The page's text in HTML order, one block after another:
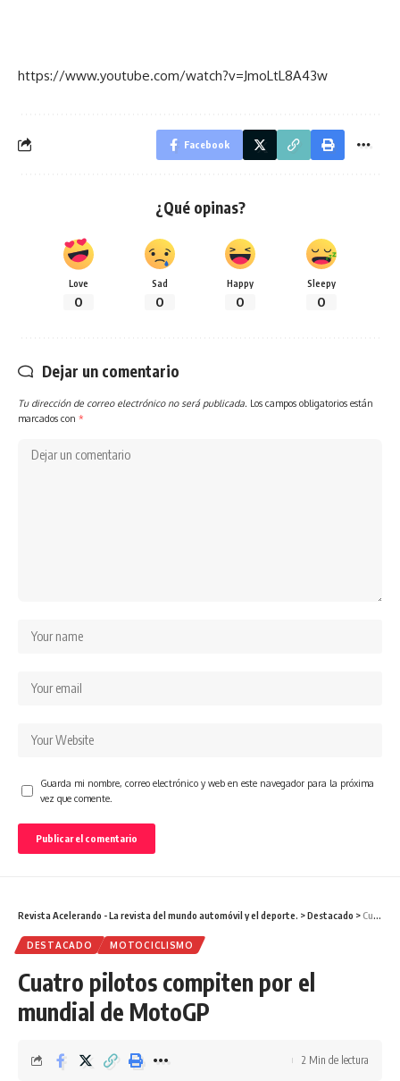
https://www.youtube.com/watch?v=JmoLtL8A43w
Facebook
¿Qué opinas?
Love
0
Sad
0
Happy
0
Sleepy
0
Dejar un comentario
Tu dirección de correo electrónico no será publicada. Los campos obligatorios están
marcados con *
Guarda mi nombre, correo electrónico y web en este navegador para la próxima
vez que comente.
Revista Acelerando - La revista del mundo automóvil y el deporte. >Destacado >Cuatro pilotos compiten por el mundial de MotoGP
DESTACADO MOTOCICLISMO
Cuatro pilotos compiten por el
mundial de MotoGP
2 Min de lectura